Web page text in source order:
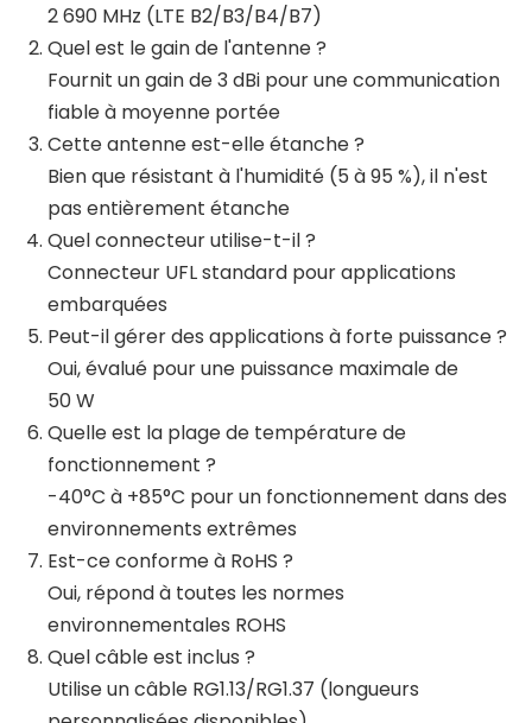
2 690 MHz (LTE B2/B3/B4/B7)
Quel est le gain de l'antenne ?
Fournit un gain de 3 dBi pour une communication
fiable à moyenne portée
Cette antenne est-elle étanche ?
Bien que résistant à l'humidité (5 à 95 %), il n'est
pas entièrement étanche
Quel connecteur utilise-t-il ?
Connecteur UFL standard pour applications
embarquées
Peut-il gérer des applications à forte puissance ?
Oui, évalué pour une puissance maximale de
50 W
Quelle est la plage de température de
fonctionnement ?
-40°C à +85°C pour un fonctionnement dans des
environnements extrêmes
Est-ce conforme à RoHS ?
Oui, répond à toutes les normes
environnementales ROHS
Quel câble est inclus ?
Utilise un câble RG1.13/RG1.37 (longueurs